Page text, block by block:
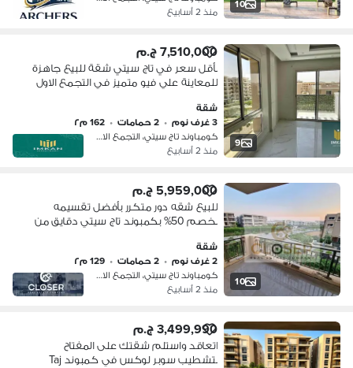
10
منذ 2 أسابيع
9
7,510,000 ج.م
بأقل سعر في تاج سيتي شقة للبيع جاهزة
للمعاينة علي فيو متميز في التجمع الاول
شقة
3 غرف نوم
• 2 حمامات • 162 م٢
كومباوند تاج سيتي، التجمع الاول
منذ 2 أسابيع
10
5,959,000 ج.م
للبيع شقه دور متكرر بأفضل تقسيمه
بخصم 50% بكمبوند تاج سيتي دقايق من
شقة
2 غرف نوم
• 2 حمامات • 129 م٢
كومباوند تاج سيتي، التجمع الاول
منذ 2 أسابيع
3,499,990 ج.م
اتعاقد واستلم شقتك على المفتاح
بتشطيب سوبر لوكس في كمبوند Taj